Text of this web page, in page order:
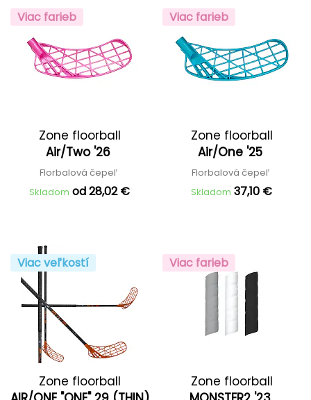
Viac farieb
Zone floorball
Air/Two '26
Florbalová čepeľ
Skladom od 28,02 €
Viac farieb
Zone floorball
Air/One '25
Florbalová čepeľ
Skladom 37,10 €
Viac veľkostí
Zone floorball
Viac farieb
Zone floorball